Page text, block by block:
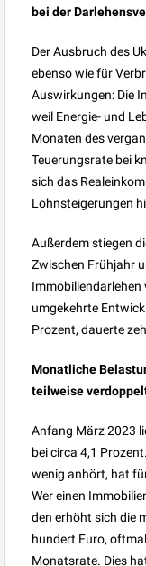
bei der
Der Ausbruch des
ebenso wie für
Auswirkungen: Die
weil Energie- und
Monaten des
Teuerungsrate bei
sich das
Lohnsteigerungen
Außerdem stiegen
Zwischen Frühjahr
Immobiliendarlehen
umgekehrte
Prozent, dauerte
Monatliche
teilweise
Anfang März 2023
bei circa 4,1
wenig anhört, hat
Wer einen
den erhöht sich die
hundert Euro,
Monatsrate. Dies